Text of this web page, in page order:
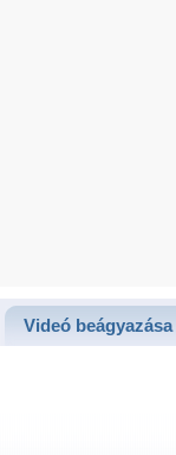
Videó beágyazása